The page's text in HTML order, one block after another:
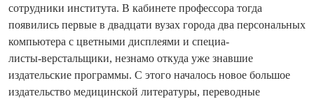
сотрудники института. В кабинете профессора то­гда
появились первые в два­дцати вузах города два персональных
компьютера с цветными дисплеями и спе­циа­
листы‑верстальщики, незнамо откуда уже знавшие
издательские программы. С этого началось новое большое
издательство медицинской литературы, переводные